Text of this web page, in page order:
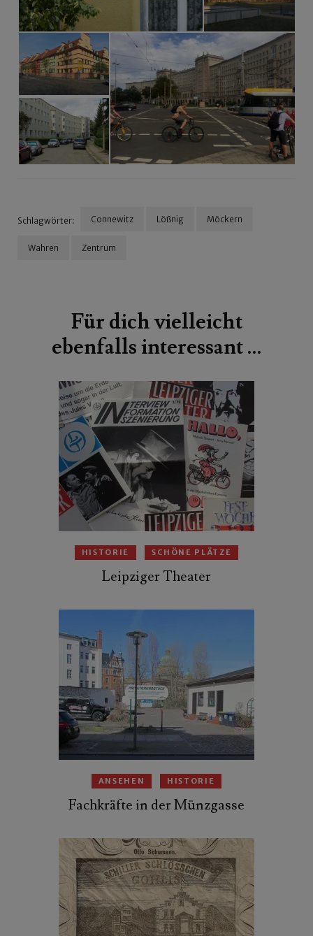
Schlagwörter: Connewitz Lößnig Möckern
Wahren Zentrum
Für dich vielleicht
ebenfalls interessant …
HISTORIE SCHÖNE PLÄTZE
Leipziger Theater
ANSEHEN HISTORIE
Fachkräfte in der Münzgasse